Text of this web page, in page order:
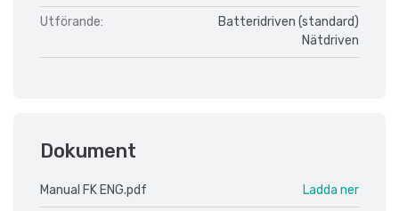
Utförande:
Batteridriven (standard)
Nätdriven
Dokument
Manual FK ENG.pdf Ladda ner